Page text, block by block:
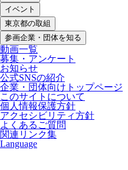
イベント
東京都の取組
参画企業・団体を知る
動画一覧
募集・アンケート
お知らせ
公式SNSの紹介
企業・団体向けトップページ
このサイトについて
個人情報保護方針
アクセシビリティ方針
よくあるご質問
関連リンク集
Language